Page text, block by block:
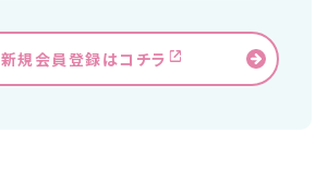
新規会員登録はコチラ